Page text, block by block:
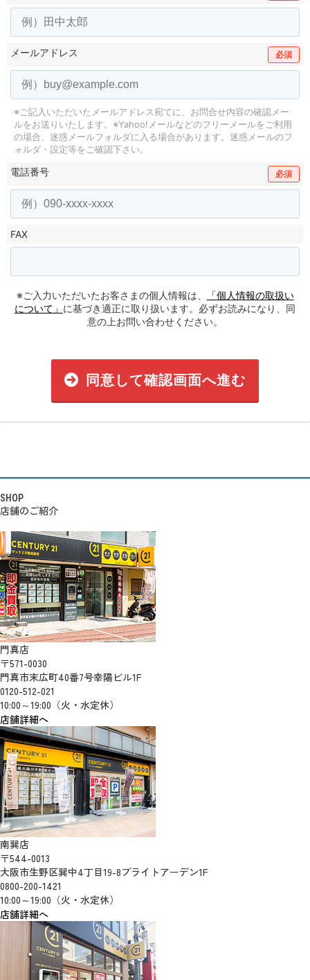
メールアドレス 必須
※ご記入いただいたメールアドレス宛てに、お問合せ内容の確認メー
ルをお送りいたします。 ※Yahoo!メールなどのフリーメールをご利用
の場合、迷惑メールフォルダに入る場合があります。 迷惑メールのフ
ォルダ・設定等をご確認下さい。
電話番号 必須
FAX
※ご入力いただいたお客さまの個人情報は、
「個人情報の取扱い
について」 に基づき適正に取り扱います。必ずお読みになり、同
意の上お問い合わせください。
同意して確認画面へ進む
SHOP
店舗のご紹介
門真店
〒571-0030
門真市末広町40番7号幸陽ビル1F
0120-512-021
10:00～19:00（火・水定休）
店舗詳細へ
南巽店
〒544-0013
大阪市生野区巽中4丁目19-8ブライトアーデン1F
0800-200-1421
10:00～19:00（火・水定休）
店舗詳細へ